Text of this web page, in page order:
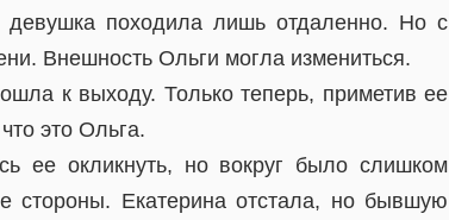
походила лишь отдаленно. Но с
Внешность Ольги могла измениться.
к выходу. Только теперь, приметив ее
это Ольга.
ее окликнуть, но вокруг было слишком
стороны. Екатерина отстала, но бывшую